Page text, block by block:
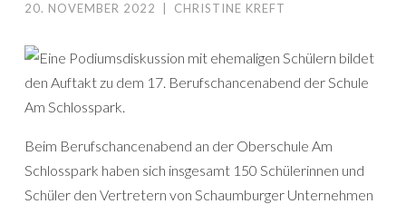
20. NOVEMBER 2022 CHRISTINE KREFT
Beim Berufschancenabend an der Oberschule Am
Schlosspark haben sich insgesamt 150 Schülerinnen und
Schüler den Vertretern von Schaumburger Unternehmen